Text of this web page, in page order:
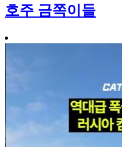
호주 금쪽이들